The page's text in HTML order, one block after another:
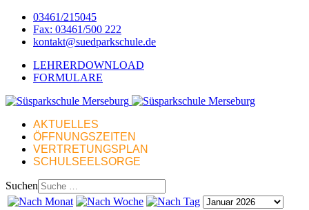
03461/215045
Fax: 03461/500 222
kontakt@suedparkschule.de
LEHRERDOWNLOAD
FORMULARE
AKTUELLES
ÖFFNUNGSZEITEN
VERTRETUNGSPLAN
SCHULSEELSORGE
Suchen